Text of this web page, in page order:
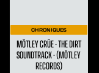
CHRONIQUES
MÖTLEY CRÜE - THE DIRT
SOUNDTRACK - (MÖTLEY
RECORDS)